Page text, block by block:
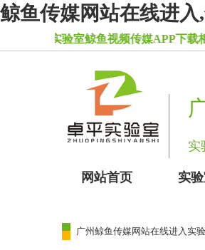
鲸鱼传媒网站在线进
验室鲸鱼视频传媒APP下载柜、
实
网站首页 实
广州鲸鱼传媒网站在线进入实